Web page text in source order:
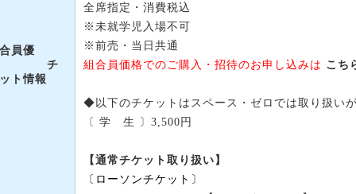
員優
チ
ト情報
全席指定・消費税込
※未就学児入場不可
※前売・当日共通
組合員価格でのご購入・招待のお申し込みは こち
◆以下のチケットはスペース・ゼロでは取り扱い
〔 学 生 〕3,500円
【通常チケット取り扱い】
〔ローソンチケット〕